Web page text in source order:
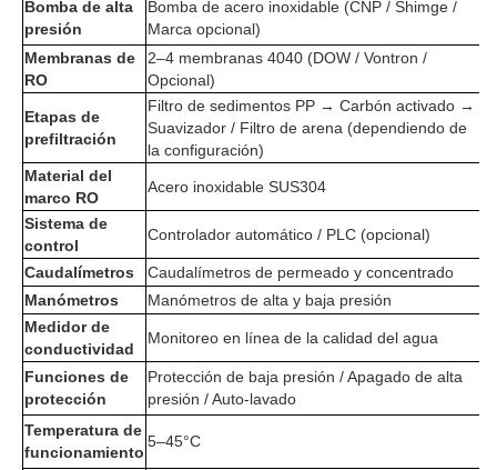
Bomba de alta
presión
Bomba de acero inoxidable (CNP / Shimge /
Marca opcional)
Membranas de
RO
2–4 membranas 4040 (DOW / Vontron /
Opcional)
Etapas de
prefiltración
Filtro de sedimentos PP → Carbón activado →
Suavizador / Filtro de arena (dependiendo de
la configuración)
Material del
marco RO
Acero inoxidable SUS304
Sistema de
control
Controlador automático / PLC (opcional)
Caudalímetros
Caudalímetros de permeado y concentrado
Manómetros
Manómetros de alta y baja presión
Medidor de
conductividad
Monitoreo en línea de la calidad del agua
Funciones de
protección
Protección de baja presión / Apagado de alta
presión / Auto-lavado
Temperatura de
funcionamiento
5–45°C